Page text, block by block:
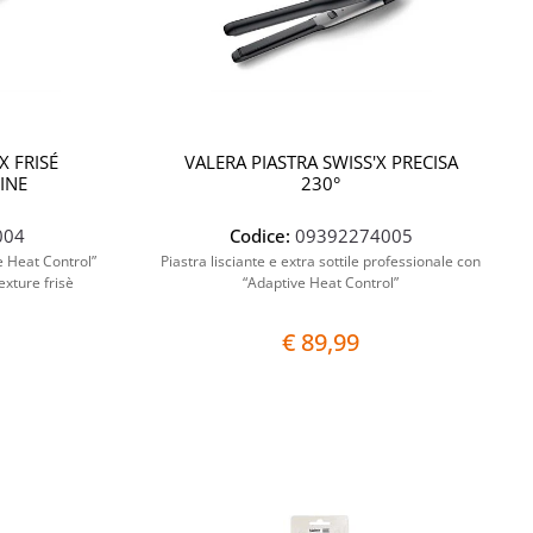
FRISÉ
Heat Control”
frisè
VALERA PIASTRA SWISS'X PRECISA
230°
Codice: 09392274005
Piastra lisciante e extra sottile professionale con
“Adaptive Heat Control”
€ 89,99